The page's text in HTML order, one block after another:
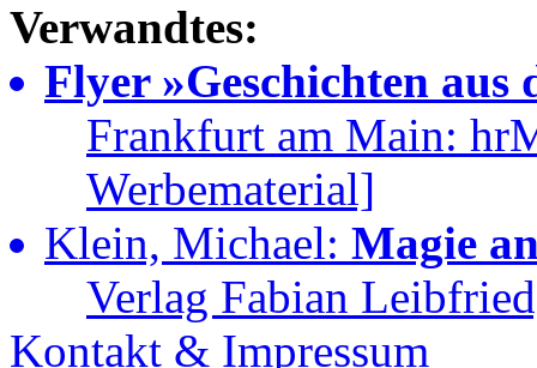
Verwandtes:
Flyer »Geschichten aus
Frankfurt am Main:
Werbematerial]
Klein, Michael: Magie
Verlag Fabian
Kontakt & Impressum